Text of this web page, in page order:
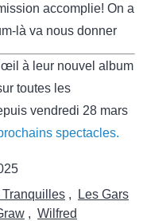
accomplie! On a
là va nous donner
à leur nouvel album
toutes les
vendredi 28 mars
spectacles.
Tranquilles ,
Les Gars
, Wilfred